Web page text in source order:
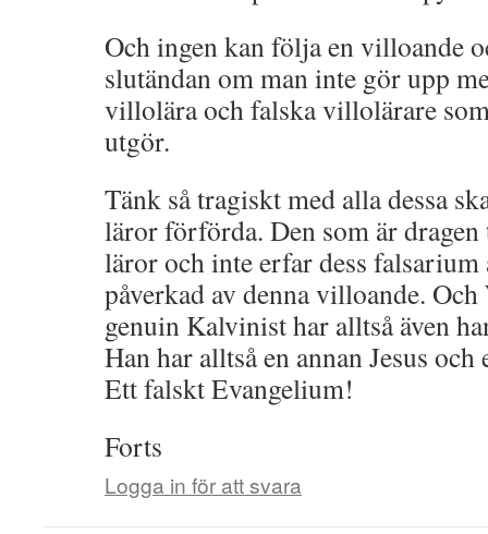
Och ingen kan följa en villoande
slutändan om man inte gör upp
villolära och falska villolärare
utgör.
Tänk så tragiskt med alla dessa
läror förförda. Den som är
läror och inte erfar dess falsarium
påverkad av denna villoande. Och
genuin Kalvinist har alltså även
Han har alltså en annan Jesus
Ett falskt Evangelium!
Forts
Logga in för att svara